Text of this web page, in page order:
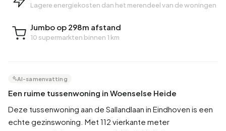
Lagere energiekosten dan het merendeel van de woningen
Jumbo op 298m afstand
10 supermarkten binnen 1 km
AI-samenvatting
Een ruime tussenwoning in Woenselse Heide
Deze tussenwoning aan de Sallandlaan in Eindhoven is een
echte gezinswoning. Met 112 vierkante meter